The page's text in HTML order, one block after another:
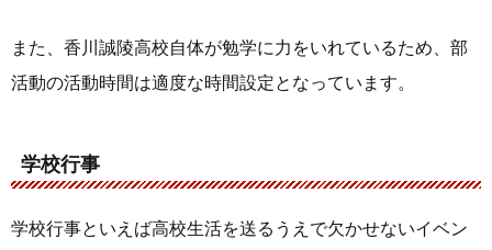
また、香川誠陵高校自体が勉学に力をいれているため、部
活動の活動時間は適度な時間設定となっています。
学校行事
学校行事といえば高校生活を送るうえで欠かせないイベン